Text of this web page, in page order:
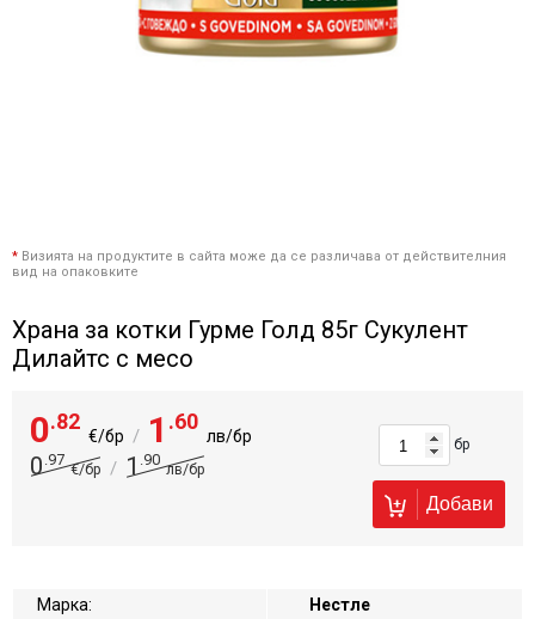
* Визията на продуктите в сайта може да се различава от действителния
вид на опаковките
Храна за котки Гурме Голд 85г Сукулент
Дилайтс с месо
0.82
€/бр / 1 .60
лв/бр
0.97
€/бр / 1.90
лв/бр
бр
Добави
Марка:
Нестле